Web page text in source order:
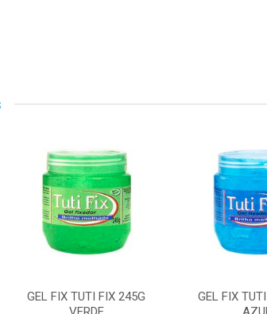
GEL FIX TUTI FIX 245G
GEL FIX